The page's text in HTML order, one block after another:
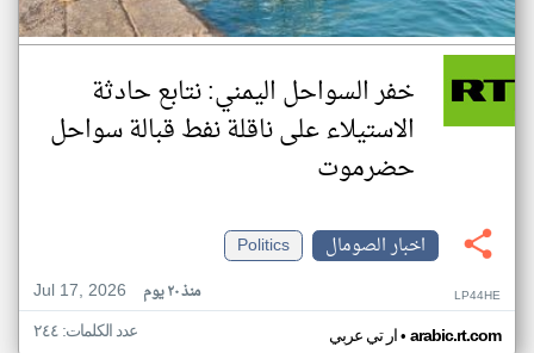
خفر السواحل اليمني: نتابع حادثة
الاستيلاء على ناقلة نفط قبالة سواحل
حضرموت
اخبار الصومال
Politics
Jul 17, 2026
منذ ٢٠ يوم LP44HE
ار تي عربي• arabic.rt.com عدد الكلمات: ٢٤٤